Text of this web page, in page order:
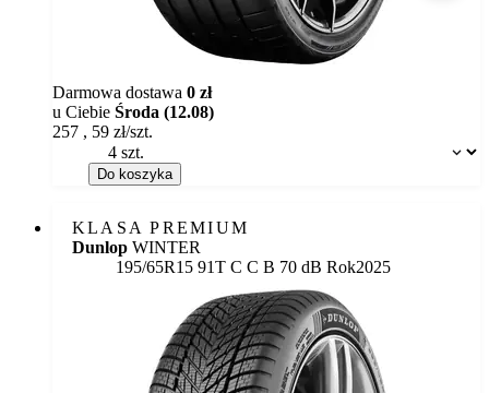
Dostępność:
Darmowa dostawa 0 zł
u Ciebie Środa (12.08)
257 , 59 zł/szt.
Do koszyka
KLASA PREMIUM
Dunlop WINTER
195/65R15 91T Etykieta:
C C B 70 dB Rok2025